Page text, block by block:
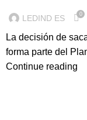
LEDIND ES 0
La decisión de
forma parte del
Continue reading